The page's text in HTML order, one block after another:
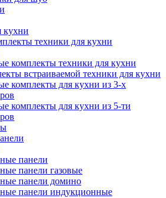
кухни
техники для кухни
комплекты техники для кухни
встраиваемой техники для кухни
комплекты для кухни из 3-х
комплекты для кухни из 5-ти
панели
панели газовые
панели домино
панели индукционные